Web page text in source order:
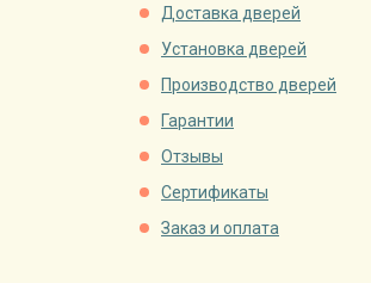
Доставка дверей
Установка дверей
Производство дверей
Гарантии
Отзывы
Сертификаты
Заказ и оплата